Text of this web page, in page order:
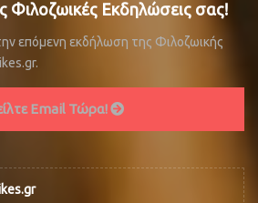
Φιλοζωικές Εκδηλώσεις σας!
επόμενη εκδήλωση της Φιλοζωικής
Email Τώρα!